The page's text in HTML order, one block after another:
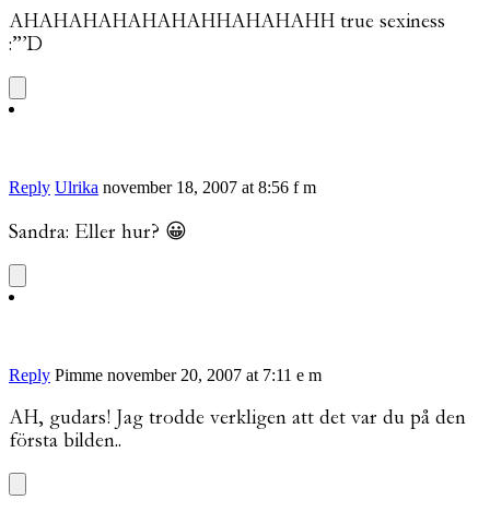
AHAHAHAHAHAHAHHAHAHAHH true sexiness
:”’D
Reply Ulrika november 18, 2007 at 8:56 f m
Sandra: Eller hur? 😀
Reply Pimme november 20, 2007 at 7:11 e m
AH, gudars! Jag trodde verkligen att det var du på den
första bilden..